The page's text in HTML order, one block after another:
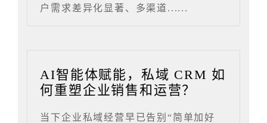
户需求差异化显著、多渠道......
AI智能体赋能，私域 CRM 如
何重塑企业销售和运营？
当下企业私域经营早已告别“简单加好